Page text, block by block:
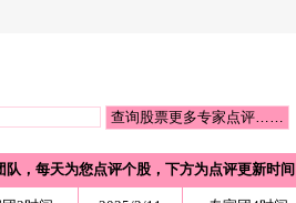
队，每天为您点评个股，下方为点评更新时间